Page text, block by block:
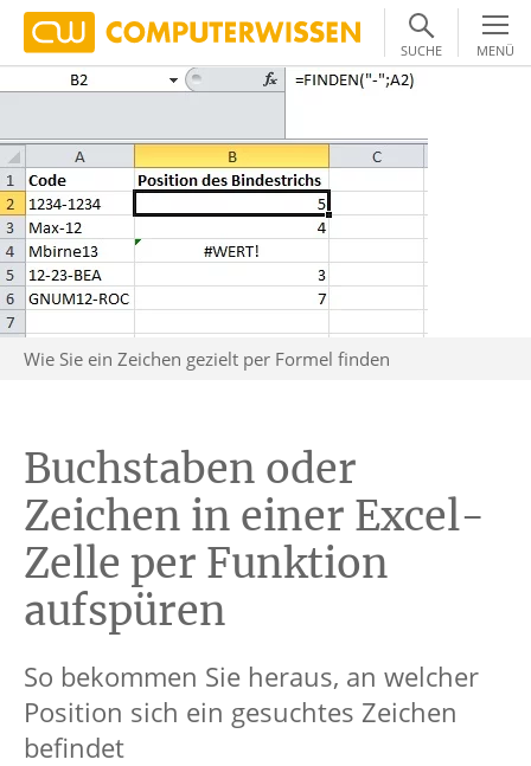
SUCHE MENÜ
Wie Sie ein Zeichen gezielt per Formel finden
Buchstaben oder
Zeichen in einer Excel-
Zelle per Funktion
aufspüren
So bekommen Sie heraus, an welcher
Position sich ein gesuchtes Zeichen
befindet